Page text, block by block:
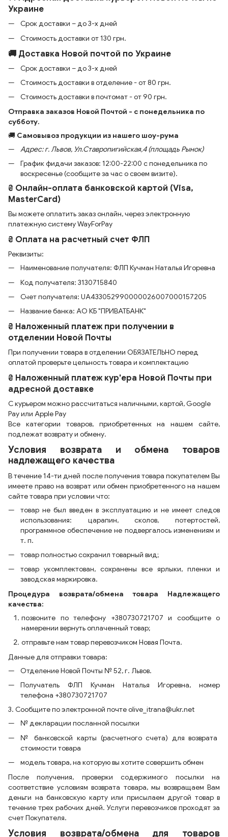
Украине
Срок доставки – до 3-х дней
Стоимость доставки от 130 грн.
🚚 Доставка Новой почтой по Украине
Срок доставки – до 3-х дней
Стоимость доставки в отделение - от 80 грн.
Стоимость доставки в почтомат - от 90 грн.
Отправка заказов Новой Почтой - с понедельника по
субботу.
🚚 Самовывоз продукции из нашего шоу-рума
Адрес: г. Львов, Ул.Ставропигийская,4 (площадь Рынок)
График фидачи заказов: 12:00-22:00 с понедельника по
воскресенье (сообщите за час о своем визите).
₴ Онлайн-оплата банковской картой (Visa,
MasterCard)
Вы можете оплатить заказ онлайн, через электронную
платежную систему WayForPay
₴ Оплата на расчетный счет ФЛП
Реквизиты:
Наименование получателя: ФЛП Кучман Наталья Игоревна
Код получателя: 3130715840
Счет получателя: UA433052990000026007000157205
Название банка: АО КБ "ПРИВАТБАНК"
₴ Наложенный платеж при получении в
отделении Новой Почты
При получении товара в отделении ОБЯЗАТЕЛЬНО перед
оплатой проверьте цельность товара и комплектацию
₴ Наложенный платеж кур'ера Новой Почты при
адресной доставке
С курьером можно рассчитаться наличными, картой, Google
Pay или Apple Pay
Все категории товаров, приобретенных на нашем сайте,
подлежат возврату и обмену.
Условия возврата и обмена товаров
надлежащего качества
В течение 14-ти дней после получения товара покупателем Вы
имеете право на возврат или обмен приобретенного на нашем
сайте товара при условии что:
товар не был введен в эксплуатацию и не имеет следов
использования: царапин, сколов, потертостей,
программное обеспечение не подвергалось изменениям и
т. п.
товар полностью сохранил товарный вид;
товар укомплектован, сохранены все ярлыки, пленки и
заводская маркировка.
Процедура возврата/обмена товара Надлежащего
качества:
позвоните по телефону +380730721707 и сообщите о
намерении вернуть оплаченный товар;
отправьте нам товар перевозчиком Новая Почта.
Данные для отправки товара:
Отделение Новой Почты № 52, г. Львов.
Получатель ФЛП Кучман Наталья Игоревна, номер
телефона +380730721707
3. Сообщите по электронной почте olive_itrana@ukr.net
№ декларации посланной посылки
№ банковской карты (расчетного счета) для возврата
стоимости товара
модель товара, на которую вы хотите совершить обмен
После получения, проверки содержимого посылки на
соответствие условиям возврата товара, мы возвращаем Вам
деньги на банковскую карту или присылаем другой товар в
течение трех рабочих дней. Услуги перевозчиков проходят за
счет Покупателя.
Условия возврата/обмена для товаров